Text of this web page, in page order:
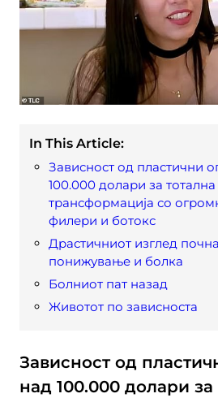
In This Article:
Зависност од пластични
100.000 долари за тотална
трансформација со
филери и ботокс
Драстичниот изглед
понижување и болка
Болниот пат назад
Животот по зависноста
Зависност од
над 100.000 долари за